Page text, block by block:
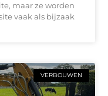
maar ze worden
vaak als bijzaak
VERBOUWEN